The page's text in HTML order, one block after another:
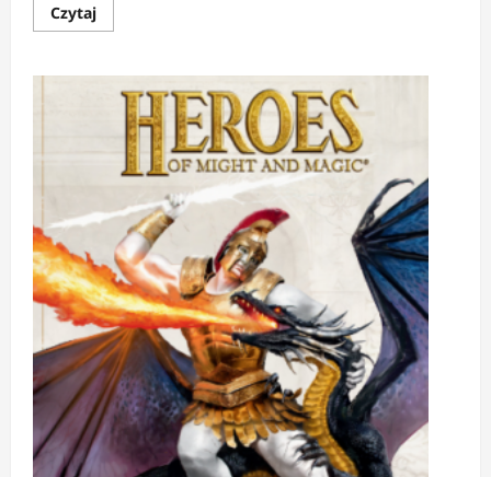
CzytajDowiedz
się
NEWS:
Alan
Moore
wraca!
Nowa
powieść